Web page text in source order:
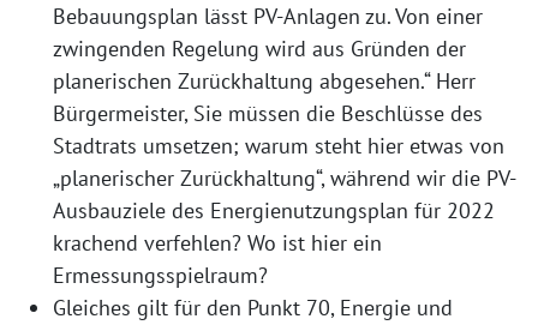
Bebauungsplan lässt PV-Anlagen zu. Von einer
zwingenden Regelung wird aus Gründen der
planerischen Zurückhaltung abgesehen.“ Herr
Bürgermeister, Sie müssen die Beschlüsse des
Stadtrats umsetzen; warum steht hier etwas von
„planerischer Zurückhaltung“, während wir die PV-
Ausbauziele des Energienutzungsplan für 2022
krachend verfehlen? Wo ist hier ein
Ermessungsspielraum?
Gleiches gilt für den Punkt 70, Energie und